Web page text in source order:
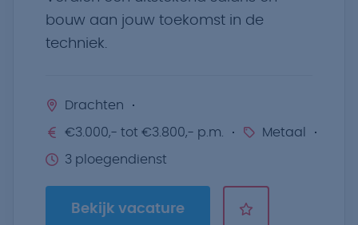
bouw aan jouw toekomst in de
techniek.
Drachten
€3.000,- tot €3.800,- p.m. Metaal
3 ploegendienst
Bekijk vacature